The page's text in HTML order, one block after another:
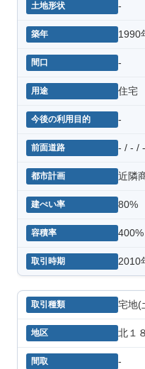
-
1990
-
住宅
-
- / - / -
近隣
80%
400%
2010
宅地(
北１
-